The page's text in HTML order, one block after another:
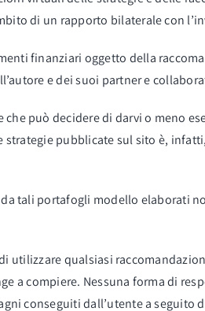
di un rapporto bilaterale con
finanziari oggetto della
e dei suoi partner e
può decidere di darvi o meno
pubblicate sul sito è,
tali portafogli modello elaborati
utilizzare qualsiasi
a compiere. Nessuna forma di
conseguiti dall’utente a seguito